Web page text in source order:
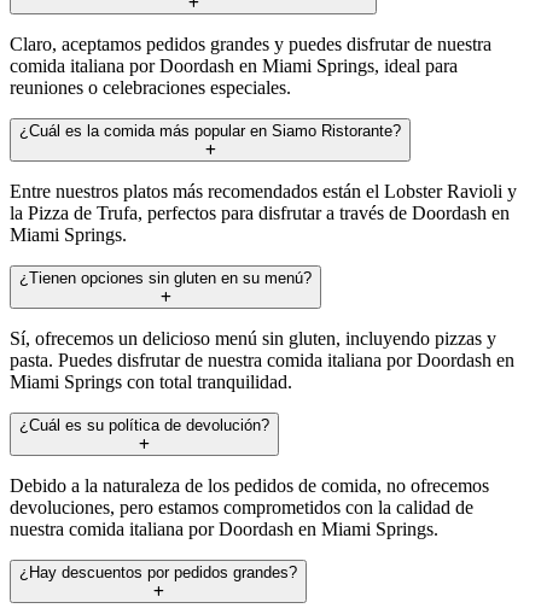
Claro, aceptamos pedidos grandes y puedes disfrutar de nuestra
comida italiana por Doordash en Miami Springs, ideal para
reuniones o celebraciones especiales.
¿Cuál es la comida más popular en Siamo Ristorante?
Entre nuestros platos más recomendados están el Lobster Ravioli y
la Pizza de Trufa, perfectos para disfrutar a través de Doordash en
Miami Springs.
¿Tienen opciones sin gluten en su menú?
Sí, ofrecemos un delicioso menú sin gluten, incluyendo pizzas y
pasta. Puedes disfrutar de nuestra comida italiana por Doordash en
Miami Springs con total tranquilidad.
¿Cuál es su política de devolución?
Debido a la naturaleza de los pedidos de comida, no ofrecemos
devoluciones, pero estamos comprometidos con la calidad de
nuestra comida italiana por Doordash en Miami Springs.
¿Hay descuentos por pedidos grandes?